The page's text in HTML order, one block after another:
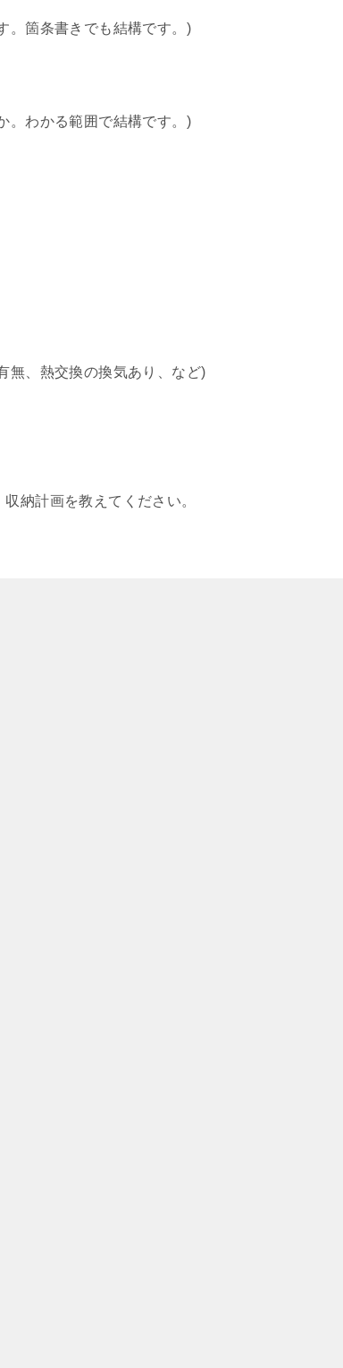
。箇条書きでも結構です。)
。わかる範囲で結構です。)
無、熱交換の換気あり、など)
納計画を教えてください。